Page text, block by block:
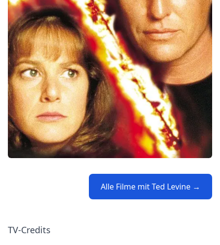
Alle Filme mit Ted Levine →
TV-Credits